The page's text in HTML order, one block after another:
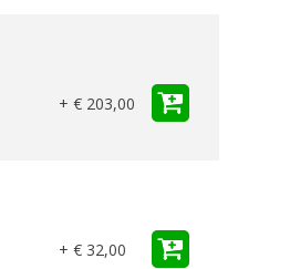
+ € 203,00
+ € 32,00